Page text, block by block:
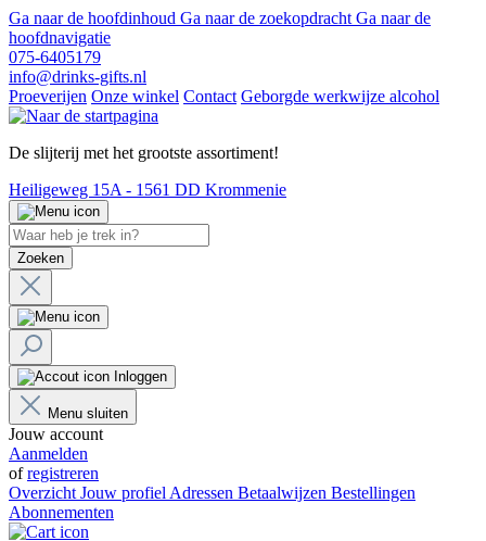
Ga naar de hoofdinhoud Ga naar de zoekopdracht Ga naar de
hoofdnavigatie
075-6405179
info@drinks-gifts.nl
Proeverijen Onze winkel Contact Geborgde werkwijze alcohol
De slijterij met het grootste assortiment!
Heiligeweg 15A - 1561 DD Krommenie
Zoeken
Inloggen
Menu sluiten
Jouw account
Aanmelden
ofregistreren
Overzicht Jouw profiel Adressen Betaalwijzen Bestellingen
Abonnementen